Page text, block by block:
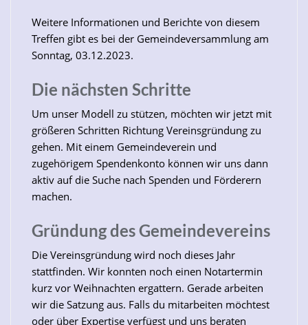
Weitere Informationen und Berichte von diesem
Treffen gibt es bei der Gemeindeversammlung am
Sonntag, 03.12.2023.
Die nächsten Schritte
Um unser Modell zu stützen, möchten wir jetzt mit
größeren Schritten Richtung Vereinsgründung zu
gehen. Mit einem Gemeindeverein und
zugehörigem Spendenkonto können wir uns dann
aktiv auf die Suche nach Spenden und Förderern
machen.
Gründung des Gemeindevereins
Die Vereinsgründung wird noch dieses Jahr
stattfinden. Wir konnten noch einen Notartermin
kurz vor Weihnachten ergattern. Gerade arbeiten
wir die Satzung aus. Falls du mitarbeiten möchtest
oder über Expertise verfügst und uns beraten